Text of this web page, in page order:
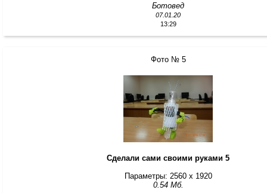
Ботовед
07.01.20
13:29
Фото № 5
Сделали сами своими руками 5
Параметры: 2560 x 1920
0.54 Мб.